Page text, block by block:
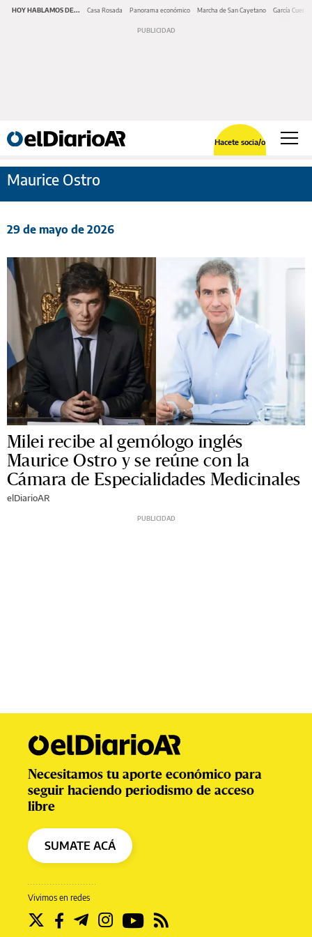
HOY HABLAMOS DE... Casa Rosada Panorama económico Marcha de San Cayetano García Cuerva
Hacete socia/o
Maurice Ostro
29 de mayo de 2026
Milei recibe al gemólogo inglés
Maurice Ostro y se reúne con la
Cámara de Especialidades Medicinales
elDiarioAR
Vivimos en redes
Necesitamos tu aporte económico para
seguir haciendo periodismo de acceso
libre
SUMATE ACÁ